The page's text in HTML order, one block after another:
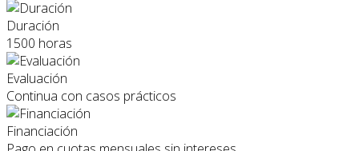
Duración
1500 horas
Evaluación
Continua con casos prácticos
Financiación